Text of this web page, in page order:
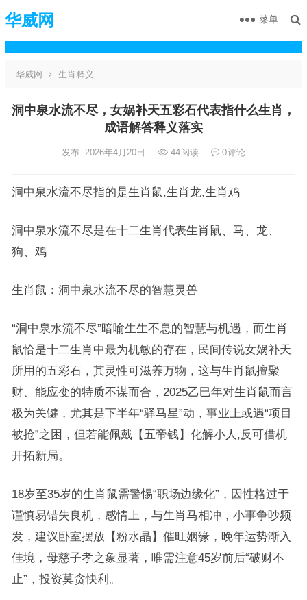
华威网 菜单
华威网 生肖释义
洞中泉水流不尽，女娲补天五彩石代表指什么生肖，
成语解答释义落实
发布: 2026年4月20日 44阅读 0评论
洞中泉水流不尽指的是生肖鼠,生肖龙,生肖鸡
洞中泉水流不尽是在十二生肖代表生肖鼠、马、龙、
狗、鸡
生肖鼠：洞中泉水流不尽的智慧灵兽
“洞中泉水流不尽”暗喻生生不息的智慧与机遇，而生肖
鼠恰是十二生肖中最为机敏的存在，民间传说女娲补天
所用的五彩石，其灵性可滋养万物，这与生肖鼠擅聚
财、能应变的特质不谋而合，2025乙巳年对生肖鼠而言
极为关键，尤其是下半年“驿马星”动，事业上或遇“项目
被抢”之困，但若能佩戴【五帝钱】化解小人,反可借机
开拓新局。
18岁至35岁的生肖鼠需警惕“职场边缘化”，因性格过于
谨慎易错失良机，感情上，与生肖马相冲，小事争吵频
发，建议卧室摆放【粉水晶】催旺姻缘，晚年运势渐入
佳境，母慈子孝之象显著，唯需注意45岁前后“破财不
止”，投资莫贪快利。